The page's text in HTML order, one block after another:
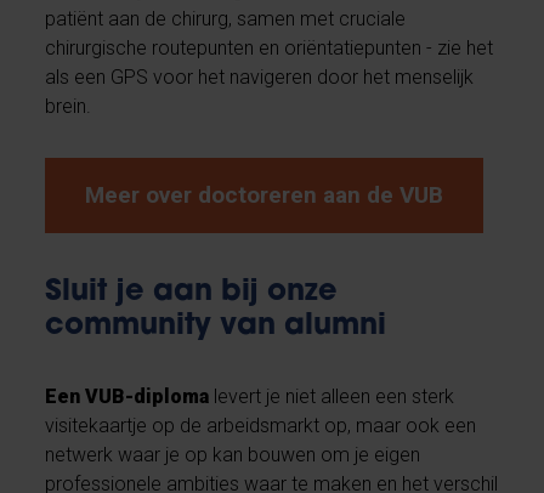
patiënt aan de chirurg, samen met cruciale
chirurgische routepunten en oriëntatiepunten - zie het
als een GPS voor het navigeren door het menselijk
brein.
Meer over doctoreren aan de VUB
Sluit je aan bij onze
community van alumni
Een VUB-diploma levert je niet alleen een sterk
visitekaartje op de arbeidsmarkt op, maar ook een
netwerk waar je op kan bouwen om je eigen
professionele ambities waar te maken en het verschil